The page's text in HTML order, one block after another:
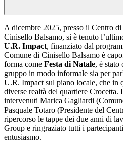
A dicembre 2025, presso il Centro
Cinisello Balsamo, si è tenuto
U.R. Impact, finanziato dal
Comune di Cinisello Balsamo è
forma come Festa di Natale, è stato
gruppo in modo informale sia per
U.R. Impact sul piano locale, che in
diverse realtà del quartiere Crocetta.
intervenuti Marica Gagliardi
Pasquale Totaro (Presidente del
ripercorso le tappe dei due anni di
Group e ringraziato tutti i
entusiasmo.